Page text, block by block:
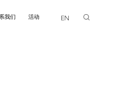
EN
我们 活动